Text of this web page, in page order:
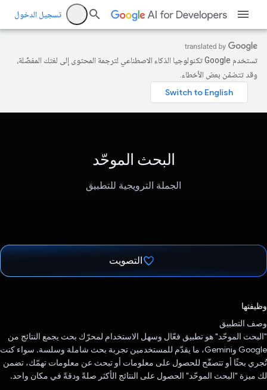
تسجيل الدخول
تستخدم Google تكنولوجيا الذكاء الاصطناعي لترجمة المحتوى إلى لغتك المفضّلة،
وقد تتضمّن بعض الأخطاء.
البحث الموحّد
الجملة الترويجية للتطبيق
التصويت
وظيفتها
وصف التطبيق
"البحث الموحّد" هو تطبيق فعّال وسهل الاستخدام لمحرّك بحث يجمع النتائج من
Google وGemini، ما يقدّم للمستخدمين تجربة بحث شاملة وسلسة. سواء كنت
تُجري بحثًا أو تتصفّح للحصول على معلومات أو تبحث عن معلومات تهمّك، تضمن
لك ميزة "البحث الموحّد" الحصول على النتائج الأكثر صلةً ودقةً في مكان واحد.